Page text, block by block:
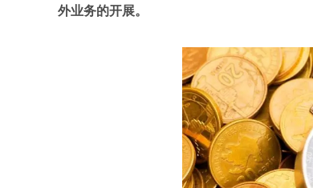
外业务的开展。